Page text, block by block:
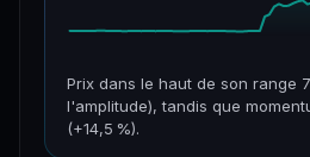
Prix dans le haut de son range
l'amplitude), tandis que
(+14,5 %).